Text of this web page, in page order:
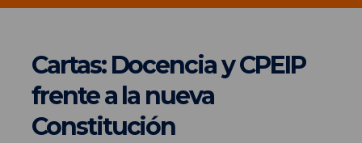
Cartas: Docencia y CPEIP
frente a la nueva
Constitución